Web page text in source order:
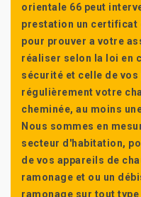
orientale 66 peut
prestation un certificat
pour prouver a votre
réaliser selon la loi en
sécurité et celle de
régulièrement votre
cheminée, au moins
Nous sommes en
secteur d'habitation,
de vos appareils de
ramonage et ou un
ramonage sur tout